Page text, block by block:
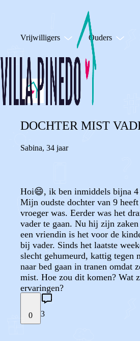
Vrijwilligers Ouders
DOCHTER MIST
Sabina, 34 jaar
Hoi😄, ik ben inmiddels bijna 4
Mijn oudste dochter van 9
vroeger was. Eerder was het
vader te gaan. Nu hij zijn
een vriendin is het voor de
bij vader. Sinds het laatste
slecht gehumeurd, kattig tegen
naar bed gaan in tranen omdat
mist. Hoe zou dit komen? Wat
ervaringen?
0 3